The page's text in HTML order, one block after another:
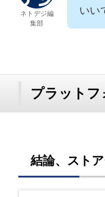
ネトデジ編
集部
いい
プラット
結論、スト